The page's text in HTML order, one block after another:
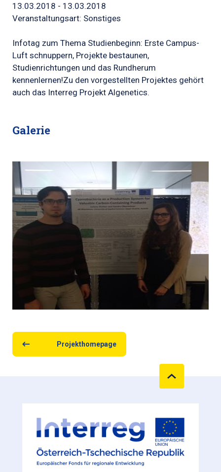
13.03.2018 - 13.03.2018
Veranstaltungsart: Sonstiges
Infotag zum Thema Studienbeginn: Erste Campus-
Luft schnuppern, Projekte bestaunen,
Studienrichtungen und das Rundherum
kennenlernen!Zu den vorgestellten Projektes gehört
auch das Interreg Projekt Algenetics.
Galerie
Projekthomepage